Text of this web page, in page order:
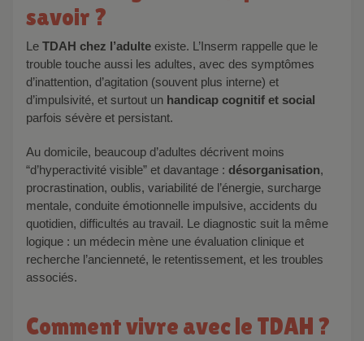
savoir ?
Le TDAH chez l’adulte existe. L’Inserm rappelle que le
trouble touche aussi les adultes, avec des symptômes
d’inattention, d’agitation (souvent plus interne) et
d’impulsivité, et surtout un handicap cognitif et social
parfois sévère et persistant.
Au domicile, beaucoup d’adultes décrivent moins
“d’hyperactivité visible” et davantage : désorganisation,
procrastination, oublis, variabilité de l’énergie, surcharge
mentale, conduite émotionnelle impulsive, accidents du
quotidien, difficultés au travail. Le diagnostic suit la même
logique : un médecin mène une évaluation clinique et
recherche l’ancienneté, le retentissement, et les troubles
associés.
Comment vivre avec le TDAH ?